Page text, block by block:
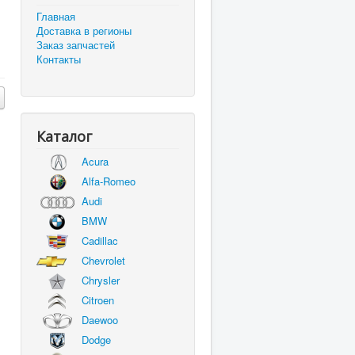
Главная
Доставка в регионы
Заказ запчастей
Контакты
Каталог
Acura
Alfa-Romeo
Audi
BMW
Cadillac
Chevrolet
Chrysler
Citroen
Daewoo
Dodge